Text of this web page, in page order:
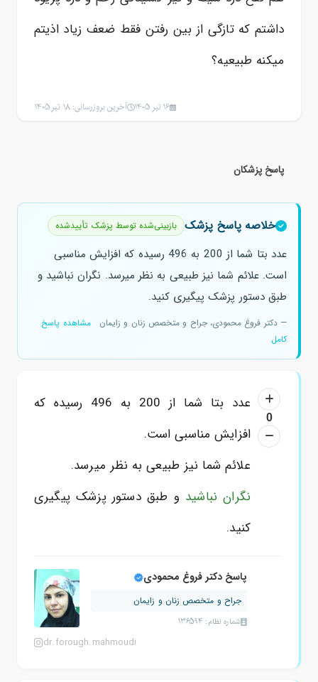
داشتم که تازگی از بین رفتن فقط ضعف زیاد اذیتم
میکنه طبیعیه؟
16 تیر 1405 آخرین بروزرسانی: 18 تیر 1405
پاسخ پزشکان
خلاصه پاسخ پزشک بازبینی‌شده توسط پزشک تأییدشده
عدد بتا شما از 200 به 496 رسیده که افزایش مناسبی
است. علائم شما نیز طبیعی به نظر میرسد. نگران نباشید و
طبق دستور پزشک پیگیری کنید.
— دکتر فروغ محمودی، جراح و متخصص زنان و زایمان
مشاهده پاسخ
کامل
0
عدد بتا شما از 200 به 496 رسیده که
افزایش مناسبی است.
علائم شما نیز طبیعی به نظر میرسد.
نگران نباشید و طبق دستور پزشک پیگیری
کنید.
پاسخ دکتر فروغ محمودی
جراح و متخصص زنان و زایمان
شماره نظام: 136594
dr.forough.mahmoudi